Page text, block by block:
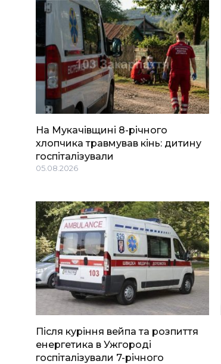
На Мукачівщині 8-річного
хлопчика травмував кінь: дитину
госпіталізували
05.08.2026
Після куріння вейпа та розпиття
енергетика в Ужгороді
госпіталізували 7-річного